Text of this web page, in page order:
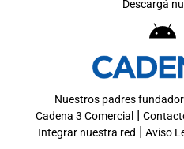
Descargá
Nuestros padres
Cadena 3 Comercial |
Integrar nuestra red | Aviso